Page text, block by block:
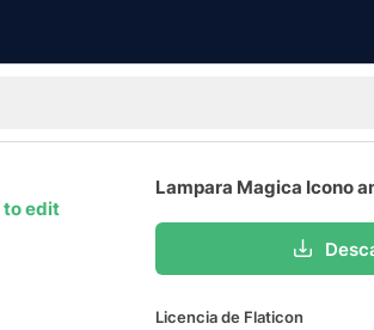
to edit
Lampara Magica Icono
Licencia de Flaticon